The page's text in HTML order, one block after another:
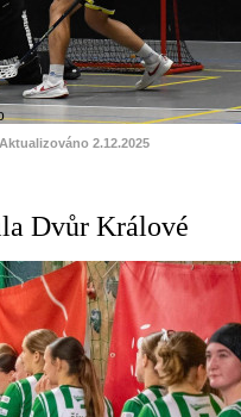
2.12.2025
Dvůr Králové